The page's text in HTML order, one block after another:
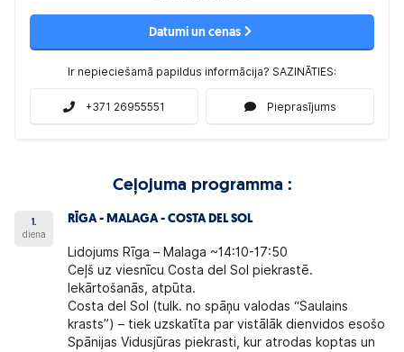
Datumi un cenas
Ir nepieciešamā papildus informācija? SAZINĀTIES:
+371 26955551 Pieprasījums
Ceļojuma programma :
1.
diena
RĪGA - MALAGA - COSTA DEL SOL
Lidojums Rīga – Malaga ~14:10-17:50
Ceļš uz viesnīcu Costa del Sol piekrastē.
Iekārtošanās, atpūta.
Costa del Sol (tulk. no spāņu valodas “Saulains
krasts”) – tiek uzskatīta par vistālāk dienvidos esošo
Spānijas Vidusjūras piekrasti, kur atrodas koptas un